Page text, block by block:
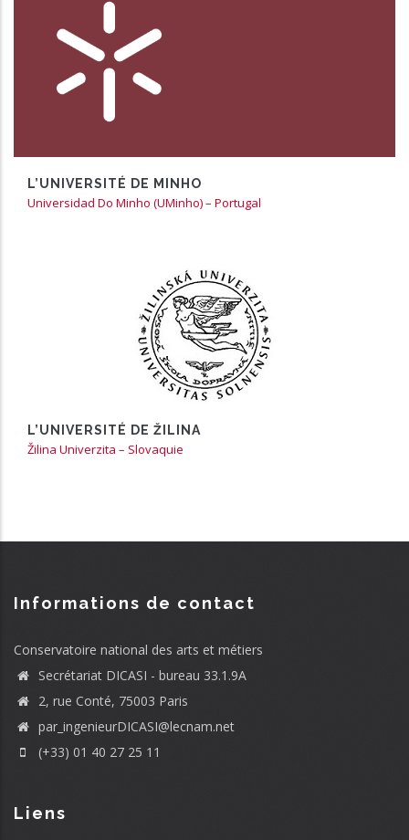
En partenariat avec les EICnam de Reims et
Strasbourg
https://www.uminho.pt/PT
L’UNIVERSITÉ DE MINHO
Universidad Do Minho (UMinho) – Portugal
En partenariat avec l’EICnam de Reims
https://www.uniza.sk
L’UNIVERSITÉ DE ŽILINA
Žilina Univerzita – Slovaquie
Informations de contact
Conservatoire national des arts et métiers
Secrétariat DICASI - bureau 33.1.9A
2, rue Conté, 75003 Paris
par_ingenieurDICASI@lecnam.net
(+33) 01 40 27 25 11
Liens